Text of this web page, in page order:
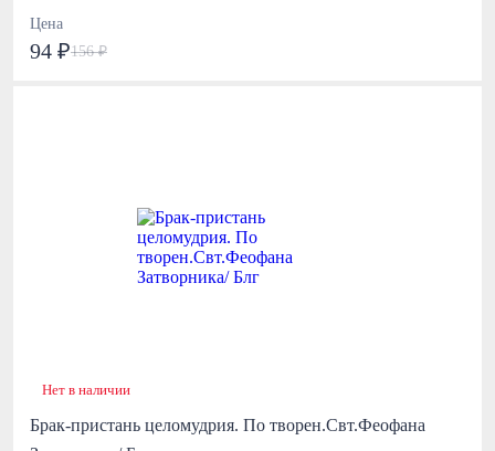
Цена
94 ₽156 ₽
Нет в наличии
Брак-пристань целомудрия. По творен.Свт.Феофана